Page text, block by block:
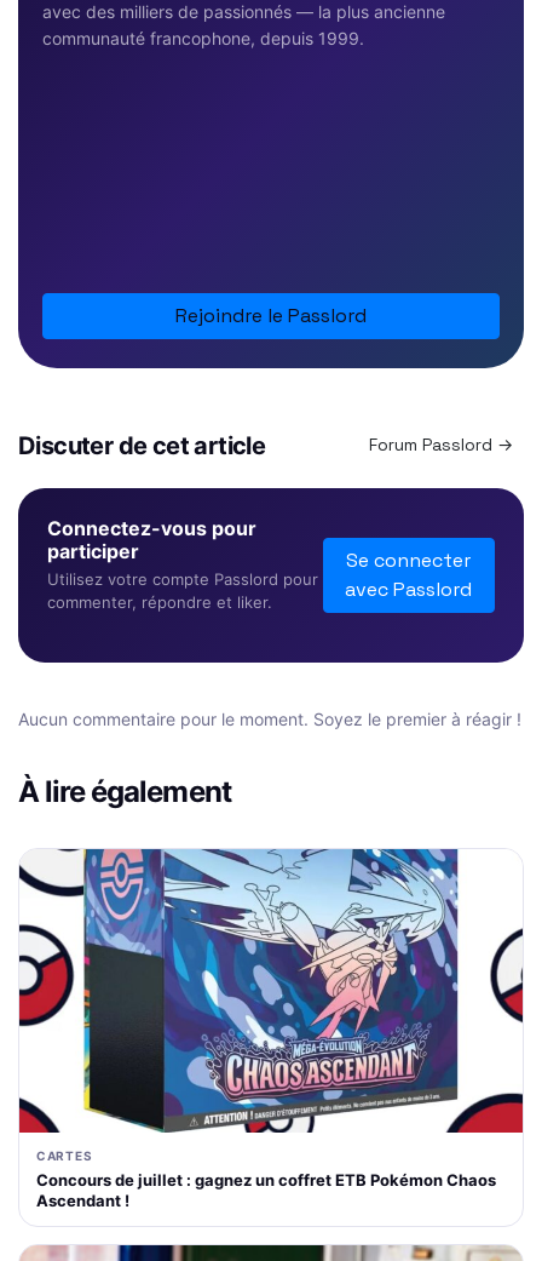
avec des milliers de passionnés — la plus ancienne
communauté francophone, depuis 1999.
Rejoindre le Passlord
Discuter de cet article Forum Passlord →
Connectez-vous pour
participer
Utilisez votre compte Passlord pour
commenter, répondre et liker.
Se connecter
avec Passlord
Aucun commentaire pour le moment. Soyez le premier à réagir !
À lire également
CARTES
Concours de juillet : gagnez un coffret ETB Pokémon Chaos
Ascendant !